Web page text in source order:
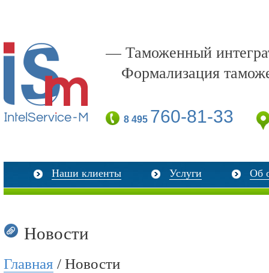
— Таможенный
Формализация
8 495 760-81-33
Наши клиенты Услуги Об
Новости
Главная / Новости